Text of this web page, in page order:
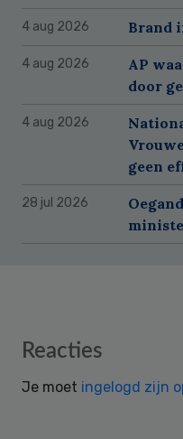
4 aug 2026 Brand
4 aug 2026
AP
door
4 aug 2026
geen
28 jul 2026
Reader
Reacties
Je moet ingelogd zijn